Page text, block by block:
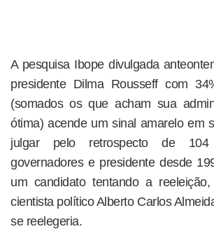
A pesquisa Ibope divulgada
presidente Dilma Rousseff com
(somados os que acham sua
ótima) acende um sinal amarelo em
julgar pelo retrospecto de 104
governadores e presidente desde
um candidato tentando a
cientista político Alberto Carlos
se reelegeria.